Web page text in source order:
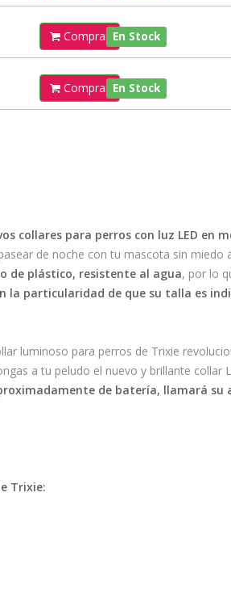
Comprar En Stock
Comprar En Stock
collares para perros con luz LED en
de noche con tu mascota sin miedo
de plástico, resistente al agua, por lo
la particularidad de que su talla es
luminoso para perros de Trixie
a tu peludo el nuevo y brillante collar
de batería, llamará su
Trixie: